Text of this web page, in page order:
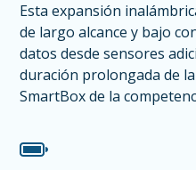
Esta expansión
de largo alcance y bajo
datos desde sensores
duración prolongada de
SmartBox de la